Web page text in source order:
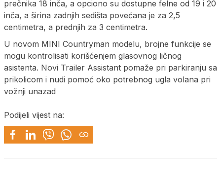
prečnika 18 inča, a opciono su dostupne felne od 19 i 20
inča, a širina zadnjih sedišta povećana je za 2,5
centimetra, a prednjih za 3 centimetra.
U novom MINI Countryman modelu, brojne funkcije se
mogu kontrolisati korišćenjem glasovnog ličnog
asistenta. Novi Trailer Assistant pomaže pri parkiranju sa
prikolicom i nudi pomoć oko potrebnog ugla volana pri
vožnji unazad
Podijeli vijest na: